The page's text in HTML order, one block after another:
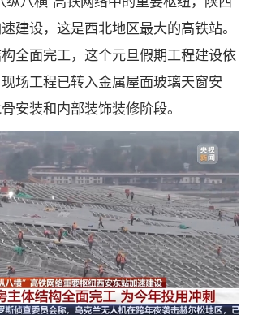
建设，这是西北地区最大的高铁站。
全面完工，这个元旦假期工程建设依
场工程已转入金属屋面玻璃天窗安
安装和内部装饰装修阶段。